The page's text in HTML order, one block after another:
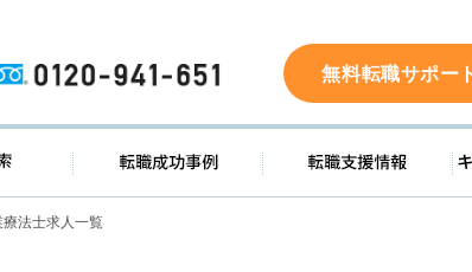
0120-941-651 無料転職サポー
求人検索 転職成功事例 転
療法士求人一覧